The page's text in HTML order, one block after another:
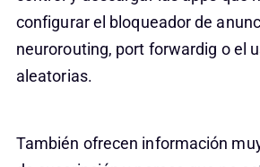
configurar el bloqueador de
neurorouting, port forwardig o el
aleatorias.
También ofrecen información